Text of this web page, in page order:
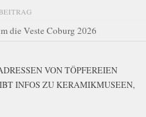
die Veste Coburg 2026
VON TÖPFEREIEN
INFOS ZU KERAMIKMUSEEN,